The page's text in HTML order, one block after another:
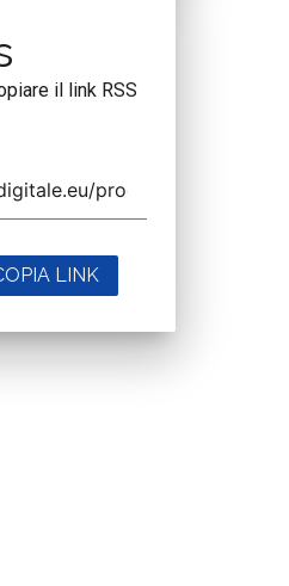
il link RSS
LINK